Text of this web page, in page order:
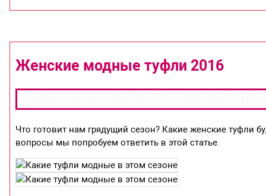
Женские модные туфли 2016
Что готовит нам грядущий сезон? Какие женские туфли
вопросы мы попробуем ответить в этой статье.